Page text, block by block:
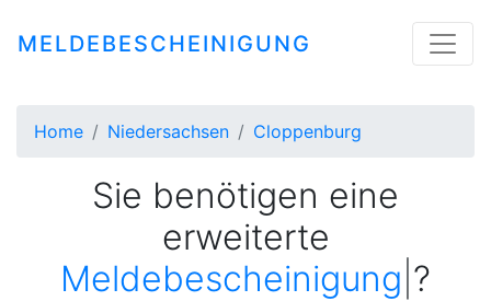
MELDEBESCHEINIGUNG
Home Niedersachsen Cloppenburg
Sie benötigen eine
erweiterte
Meldebesch|?